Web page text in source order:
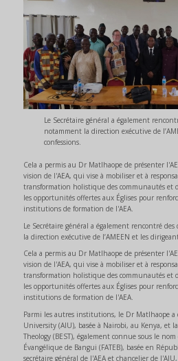
Le Secrétaire général a également
notamment la direction exécutive de
confessions.
Cela a permis au Dr Matlhaope de présenter
vision de l'AEA, qui vise à mobiliser et à
transformation holistique des communautés et
les opportunités offertes aux Églises pour
institutions de formation de l'AEA.
Le Secrétaire général a également rencontré
la direction exécutive de l’AMEEN et les
Cela a permis au Dr Matlhaope de présenter
vision de l'AEA, qui vise à mobiliser et à
transformation holistique des communautés et
les opportunités offertes aux Églises pour
institutions de formation de l'AEA.
Parmi les autres institutions, le Dr Matlhaope
University (AIU), basée à Nairobi, au Kenya, et
Theology (BEST), également connue sous le
Évangélique de Bangui (FATEB), basée en
secrétaire général de l'AEA et chancelier de